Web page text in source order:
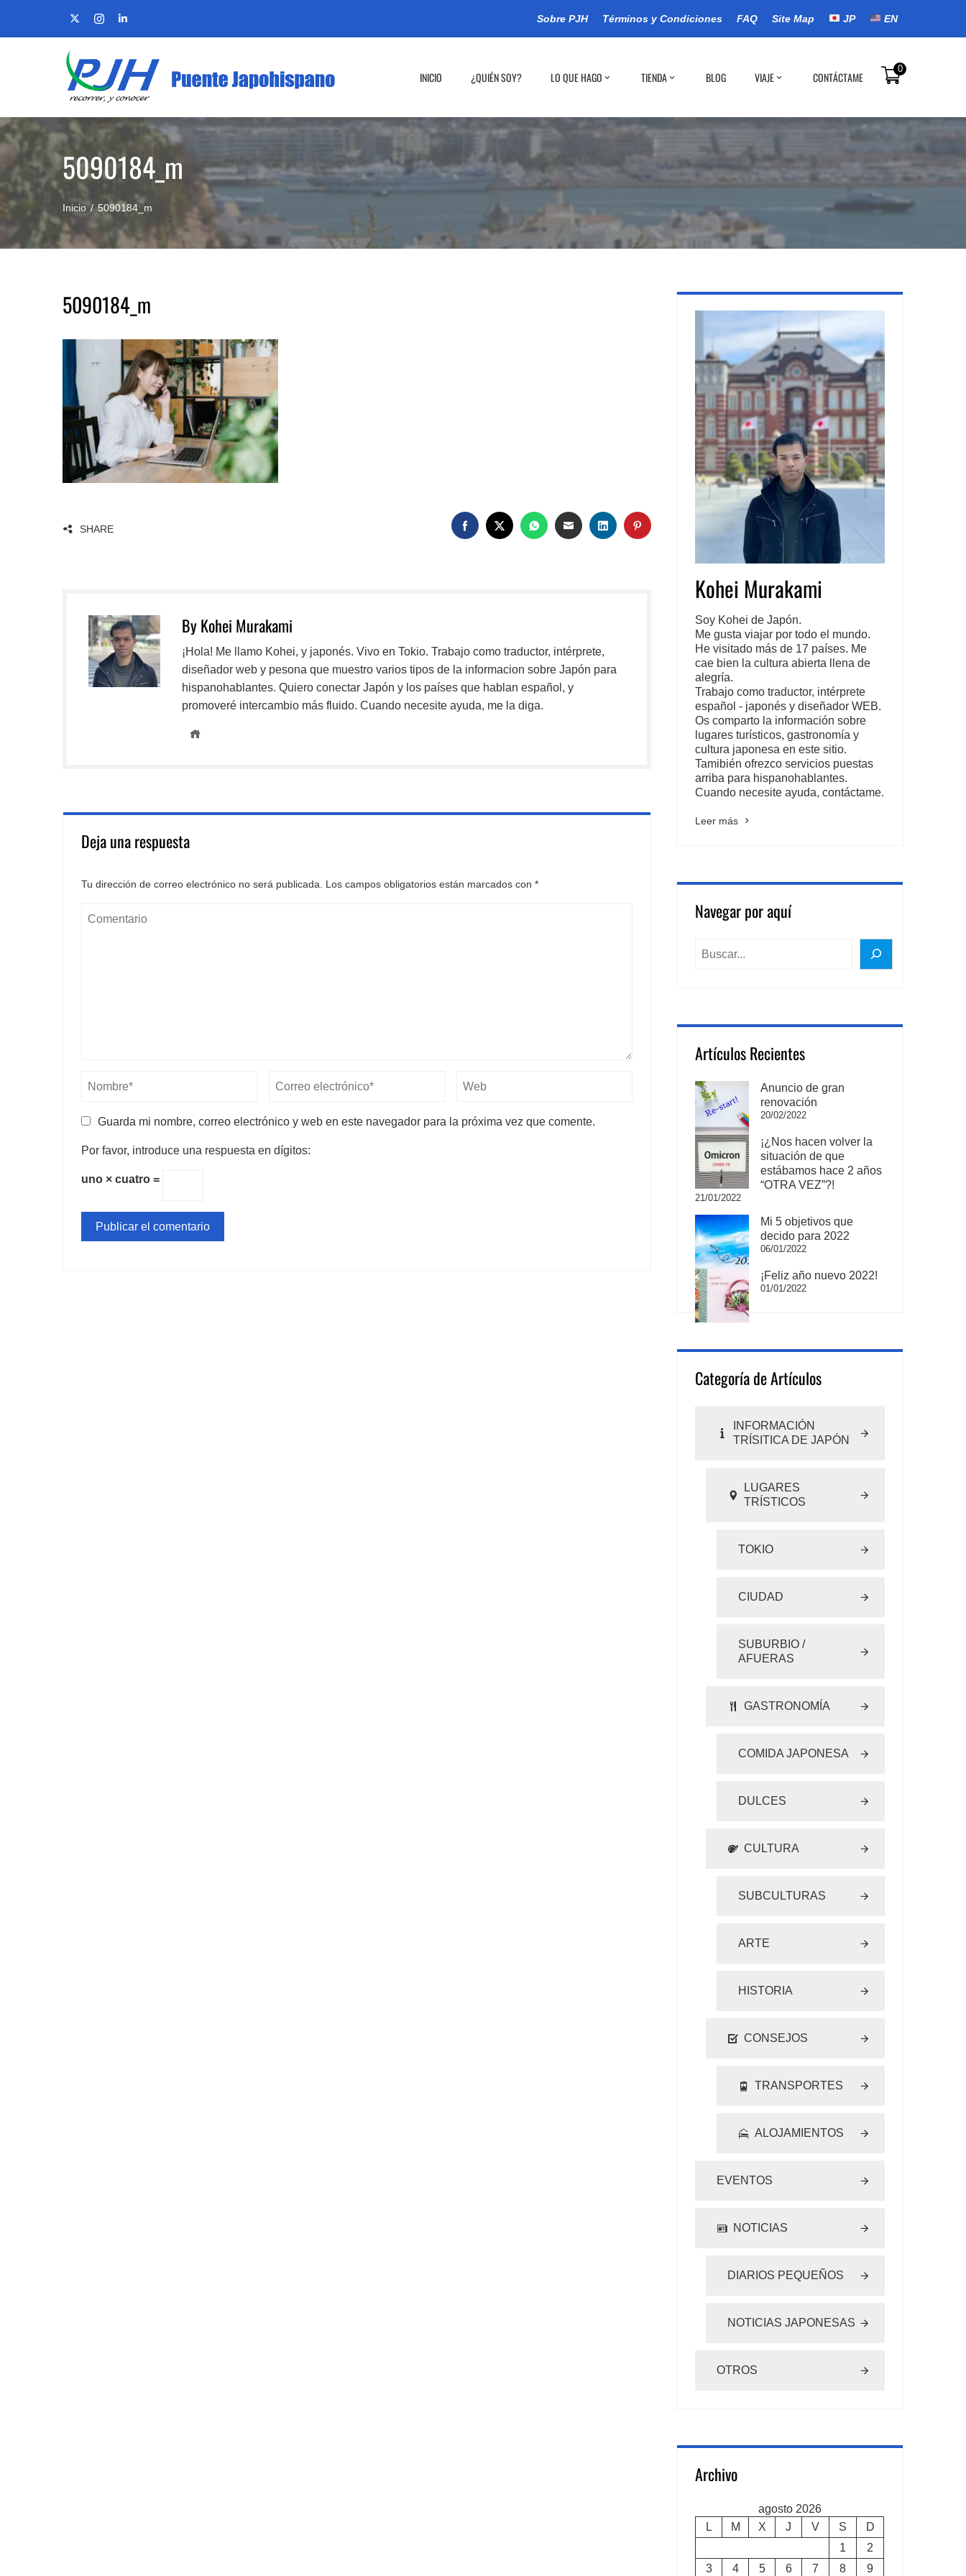
Sobre PJH Términos y Condiciones FAQ Site Map JP EN
INICIO ¿QUIÉN SOY? LO QUE HAGO TIENDA BLOG VIAJE CONTÁCTAME
0
5090184_m
Inicio 5090184_m
5090184_m
SHARE FACEBOOKTWITTERWHATSAPP
EMAIL LINKEDINPINTEREST
By Kohei Murakami
¡Hola! Me llamo Kohei, y japonés. Vivo en Tokio. Trabajo como traductor, intérprete,
diseñador web y pesona que muestro varios tipos de la informacion sobre Japón para
hispanohablantes. Quiero conectar Japón y los países que hablan español, y
promoveré intercambio más fluido. Cuando necesite ayuda, me la diga.
Deja una respuesta
Tu dirección de correo electrónico no será publicada. Los campos obligatorios están marcados con *
Guarda mi nombre, correo electrónico y web en este navegador para la próxima vez que comente.
Por favor, introduce una respuesta en dígitos:
uno × cuatro =
Kohei Murakami
Soy Kohei de Japón.
Me gusta viajar por todo el mundo.
He visitado más de 17 países. Me
cae bien la cultura abierta llena de
alegría.
Trabajo como traductor, intérprete
español - japonés y diseñador WEB.
Os comparto la información sobre
lugares turísticos, gastronomía y
cultura japonesa en este sitio.
Tamibién ofrezco servicios puestas
arriba para hispanohablantes.
Cuando necesite ayuda, contáctame.
Leer más
Navegar por aquí
Artículos Recientes
Anuncio de gran
renovación
20/02/2022
¡¿Nos hacen volver la
situación de que
estábamos hace 2 años
“OTRA VEZ”?!
21/01/2022
Mi 5 objetivos que
decido para 2022
06/01/2022
¡Feliz año nuevo 2022!
01/01/2022
Categoría de Artículos
INFORMACIÓN
TRÍSITICA DE JAPÓN
LUGARES
TRÍSTICOS
TOKIO
CIUDAD
SUBURBIO /
AFUERAS
GASTRONOMÍA
COMIDA JAPONESA
DULCES
CULTURA
SUBCULTURAS
ARTE
HISTORIA
CONSEJOS
TRANSPORTES
ALOJAMIENTOS
EVENTOS
NOTICIAS
DIARIOS PEQUEÑOS
NOTICIAS JAPONESAS
OTROS
Archivo
agosto 2026
L
M X J V S
D
1
2
3
4 5 6 7 8 9